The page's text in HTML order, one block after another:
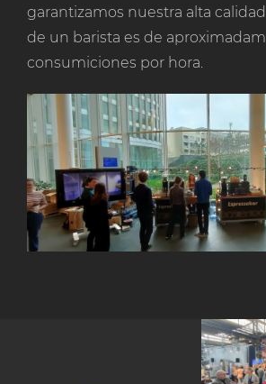
garantizamos nuestra alta
de un barista es de
consumiciones por hora.